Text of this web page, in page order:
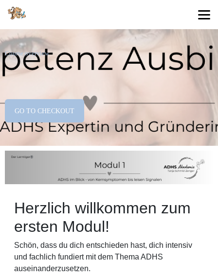
Course overview
GO TO CHECKOUT
Herzlich willkommen zum
ersten Modul!
Schön, dass du dich entschieden hast, dich intensiv
und fachlich fundiert mit dem Thema ADHS
auseinanderzusetzen.